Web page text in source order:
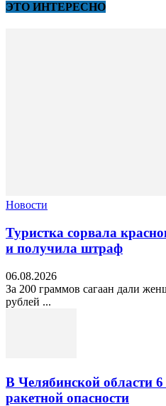
ЭТО ИНТЕРЕСНО
Новости
Туристка сорвала
и получила штраф
06.08.2026
За 200 граммов сагаан дали
рублей ...
В Челябинской области
ракетной опасности